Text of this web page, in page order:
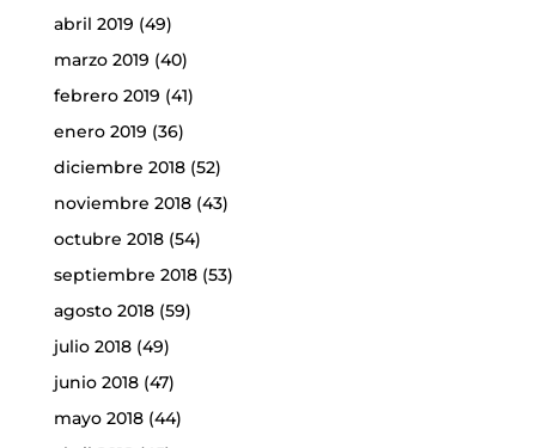
abril 2019 (49)
marzo 2019 (40)
febrero 2019 (41)
enero 2019 (36)
diciembre 2018(52)
noviembre 2018(43)
octubre 2018(54)
septiembre 2018(53)
agosto 2018(59)
julio 2018(49)
junio 2018(47)
mayo 2018(44)